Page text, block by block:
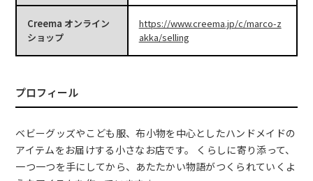
Creema オンライン
ショップ
https://www.creema.jp/c/marco-z
akka/selling
プロフィール
ベビーグッズやこども服、布小物を中心としたハンドメイドの
アイテムをお届けする小さなお店です。 くらしに寄り添って、
一つ一つを手にしてから、あたたかい物語がつくられていくよ